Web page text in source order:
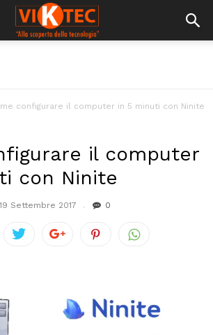
configurare il computer in 5 minuti con Ninite
il computer
con Ninite
19 Settembre 2017 0